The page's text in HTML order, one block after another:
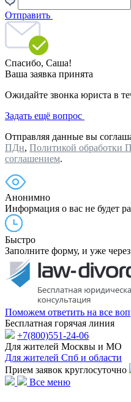
Отправить
Спасибо, Саша!
Ваша заявка принята
Ожидайте звонка юриста в
Задать ещё вопрос
Отправляя данные вы
ПДн, Политикой обработки
соглашением.
Анонимно
Информация о вас не будет
Быстро
Заполните форму, и уже
Поможем ответить на все
Бесплатная горячая линия
+7(800)551-24-06
Для жителей Москвы и МО
Для жителей Спб и области
Прием заявок круглосуточно
Все меню